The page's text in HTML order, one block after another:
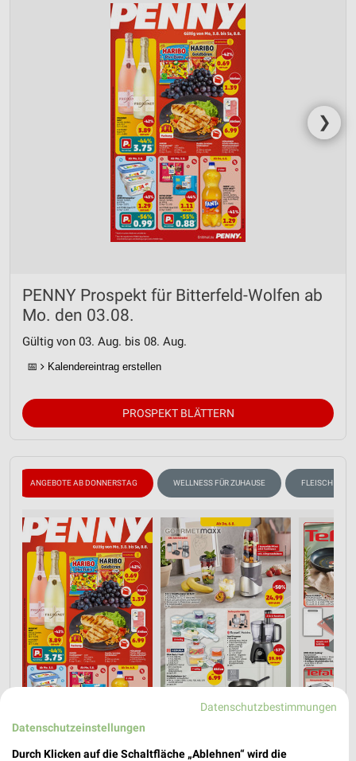
❯
PENNY Prospekt für Bitterfeld-Wolfen ab
Mo. den 03.08.
Gültig von 03. Aug. bis 08. Aug.
📅 Kalendereintrag erstellen
PROSPEKT BLÄTTERN
ANGEBOTE AB DONNERSTAG WELLNESS FÜR ZUHAUSE FLEISCH &
Datenschutzbestimmungen
Datenschutzeinstellungen
Durch Klicken auf die Schaltfläche „Ablehnen“ wird die